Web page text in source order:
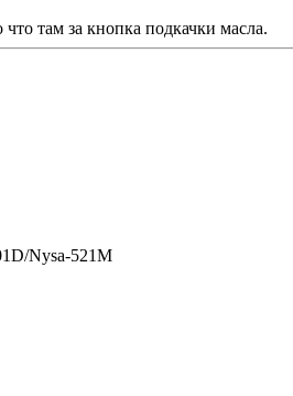
там за кнопка подкачки масла.
Nysa-521M